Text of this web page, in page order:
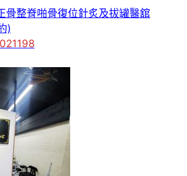
骨整脊啪骨復位針炙及拔罐醫舘
)